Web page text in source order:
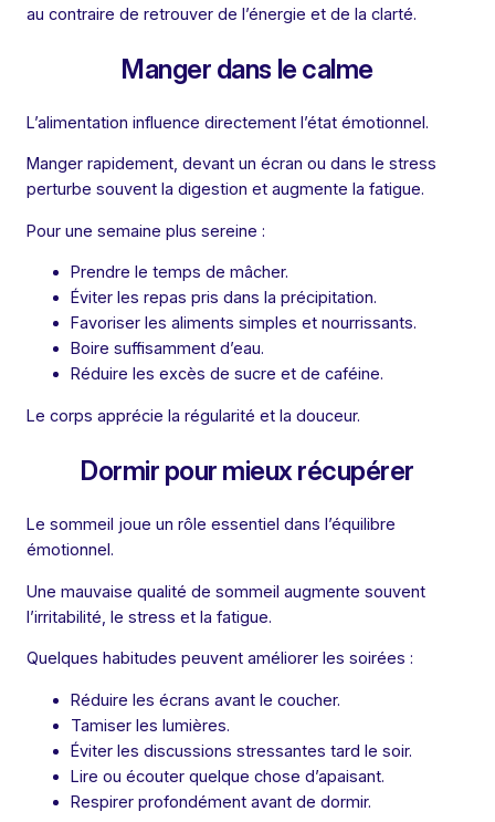
au contraire de retrouver de l’énergie et de la clarté.
Manger dans le calme
L’alimentation influence directement l’état émotionnel.
Manger rapidement, devant un écran ou dans le stress
perturbe souvent la digestion et augmente la fatigue.
Pour une semaine plus sereine :
Prendre le temps de mâcher.
Éviter les repas pris dans la précipitation.
Favoriser les aliments simples et nourrissants.
Boire suffisamment d’eau.
Réduire les excès de sucre et de caféine.
Le corps apprécie la régularité et la douceur.
Dormir pour mieux récupérer
Le sommeil joue un rôle essentiel dans l’équilibre
émotionnel.
Une mauvaise qualité de sommeil augmente souvent
l’irritabilité, le stress et la fatigue.
Quelques habitudes peuvent améliorer les soirées :
Réduire les écrans avant le coucher.
Tamiser les lumières.
Éviter les discussions stressantes tard le soir.
Lire ou écouter quelque chose d’apaisant.
Respirer profondément avant de dormir.